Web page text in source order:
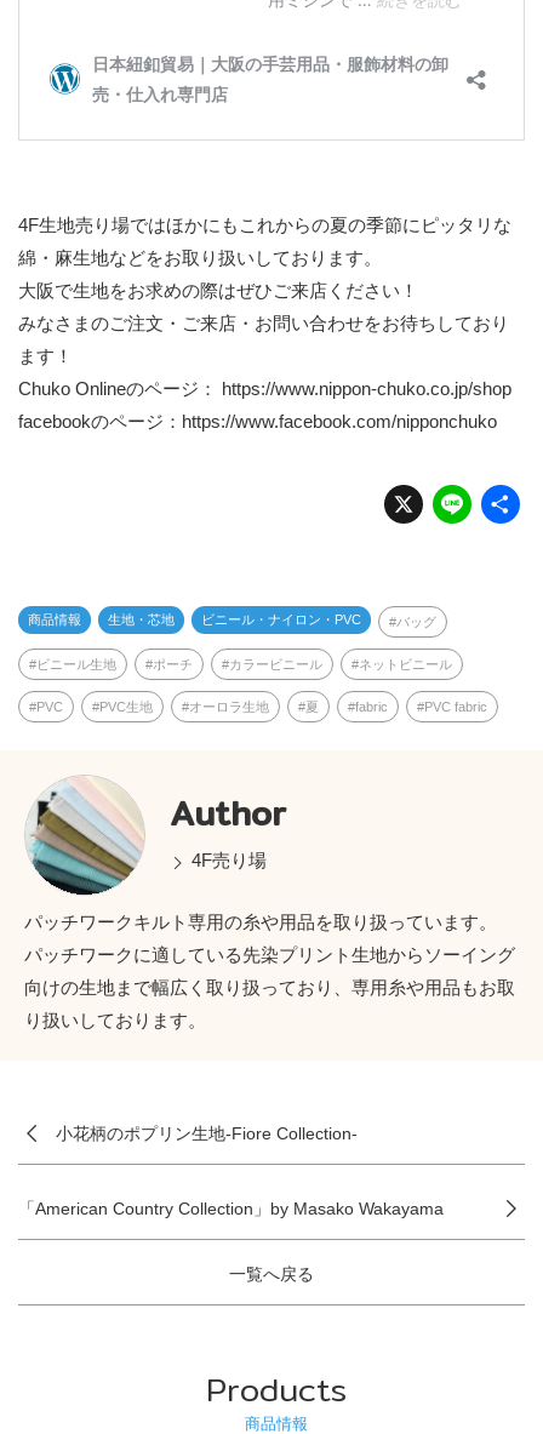
4F生地売り場ではほかにもこれからの夏の季節にピッタリな
綿・麻生地などをお取り扱いしております。
大阪で生地をお求めの際はぜひご来店ください！
みなさまのご注文・ご来店・お問い合わせをお待ちしており
ます！
Chuko Onlineのページ： https://www.nippon-chuko.co.jp/shop
facebookのページ： https://www.facebook.com/nipponchuko
X Li
n
商品情報 生地・芯地 ビニール・ナイロン・PVC バッグ
ビニール生地 ポーチ カラービニール ネットビニール
PVC PVC生地 オーロラ生地 夏 fabric PVC fabric
Author
4F売り場
パッチワークキルト専用の糸や用品を取り扱っています。
パッチワークに適している先染プリント生地からソーイング
向けの生地まで幅広く取り扱っており、専用糸や用品もお取
り扱いしております。
小花柄のポプリン生地-Fiore Collection-
一覧へ戻る
「American Country Collection」by Masako Wakayama
Products
商品情報